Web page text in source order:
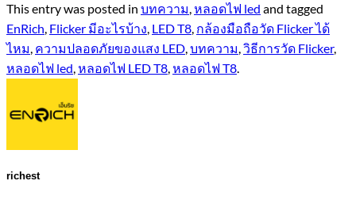
This entry was posted in บทความ,หลอดไฟ led and tagged
EnRich, Flicker มีอะไรบ้าง, LED T8, กล้องมือถือวัด Flicker ได้
ไหม, ความปลอดภัยของแสง LED,บทความ,วิธีการวัด Flicker,
หลอดไฟ led,หลอดไฟ LED T8,หลอดไฟ T8.
richest